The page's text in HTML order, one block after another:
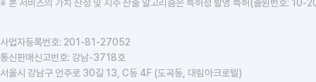
※ 본 서비스의 가치 산정 및 지수 산출 알고리즘은 특허청 발명 특허(출원번호:
사업자등록번호: 201-81-27052
통신판매신고번호: 강남-3718호
서울시 강남구 언주로 30길 13, C동 4F (도곡동, 대림아크로텔)